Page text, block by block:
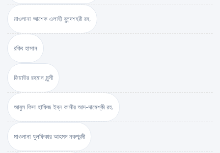
মাওলানা আশেক এলাহী বুলন্দশহরী রহ.
রকিব হাসান
জিয়াউর রহমান মুন্সী
আবুল ফিদা হাফিজ ইব্‌ন কাসীর আদ-দামেশ্‌কী রহ.
মাওলানা যুলফিকার আহমদ নকশবন্দী